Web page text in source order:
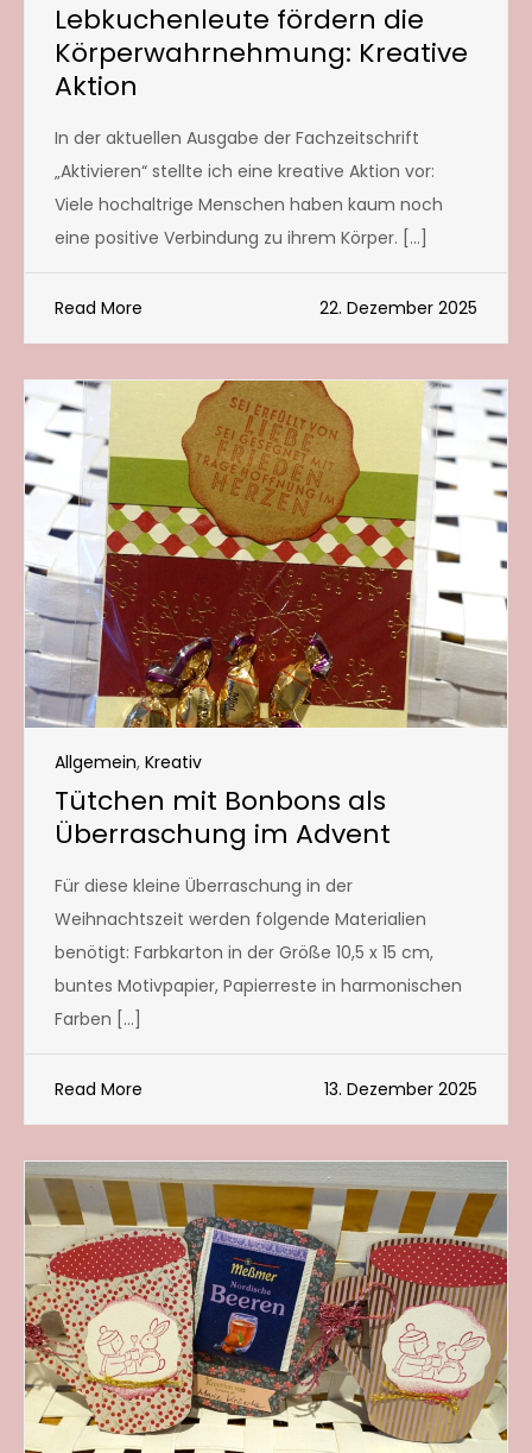
Lebkuchenleute fördern die
Körperwahrnehmung: Kreative
Aktion
In der aktuellen Ausgabe der Fachzeitschrift
„Aktivieren“ stellte ich eine kreative Aktion vor:
Viele hochaltrige Menschen haben kaum noch
eine positive Verbindung zu ihrem Körper. […]
Read More 22. Dezember 2025
Allgemein, Kreativ
Tütchen mit Bonbons als
Überraschung im Advent
Für diese kleine Überraschung in der
Weihnachtszeit werden folgende Materialien
benötigt: Farbkarton in der Größe 10,5 x 15 cm,
buntes Motivpapier, Papierreste in harmonischen
Farben […]
Read More 13. Dezember 2025